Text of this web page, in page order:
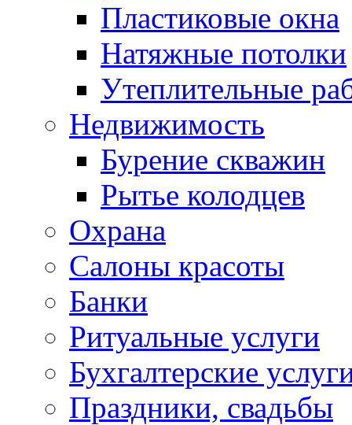
Пластиковые окна
Натяжные потолки
Утеплительные
Недвижимость
Бурение скважин
Рытье колодцев
Охрана
Салоны красоты
Банки
Ритуальные услуги
Бухгалтерские
Праздники, свадьбы